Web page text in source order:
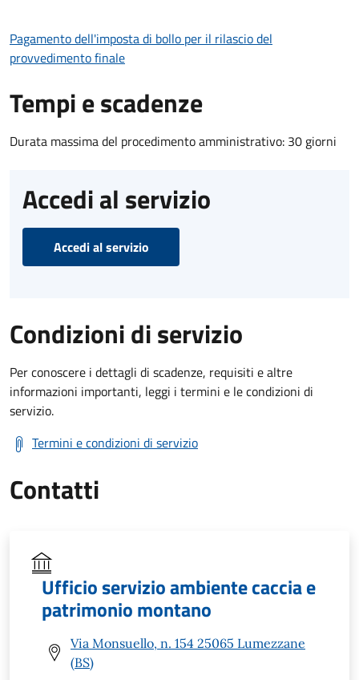
Pagamento dell'imposta di bollo per il rilascio del
provvedimento finale
Tempi e scadenze
Durata massima del procedimento amministrativo: 30 giorni
Accedi al servizio
Accedi al servizio
Condizioni di servizio
Per conoscere i dettagli di scadenze, requisiti e altre
informazioni importanti, leggi i termini e le condizioni di
servizio.
Termini e condizioni di servizio
Contatti
Ufficio servizio ambiente caccia e
patrimonio montano
Via Monsuello, n. 154 25065 Lumezzane
(BS)